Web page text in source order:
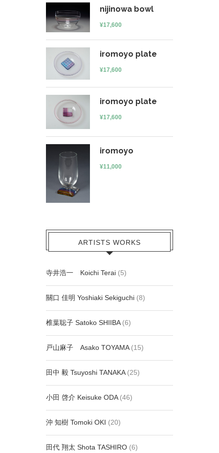
nijinowa bowl
¥17,600
iromoyo plate
¥17,600
iromoyo plate
¥17,600
iromoyo
¥11,000
ARTISTS WORKS
寺井浩一 Koichi Terai (5)
關口 佳明 Yoshiaki Sekiguchi (8)
椎葉聡子 Satoko SHIIBA (6)
戸山麻子 Asako TOYAMA (15)
田中 毅 Tsuyoshi TANAKA (25)
小田 啓介 Keisuke ODA (46)
沖 知樹 Tomoki OKI (20)
田代 翔太 Shota TASHIRO (6)